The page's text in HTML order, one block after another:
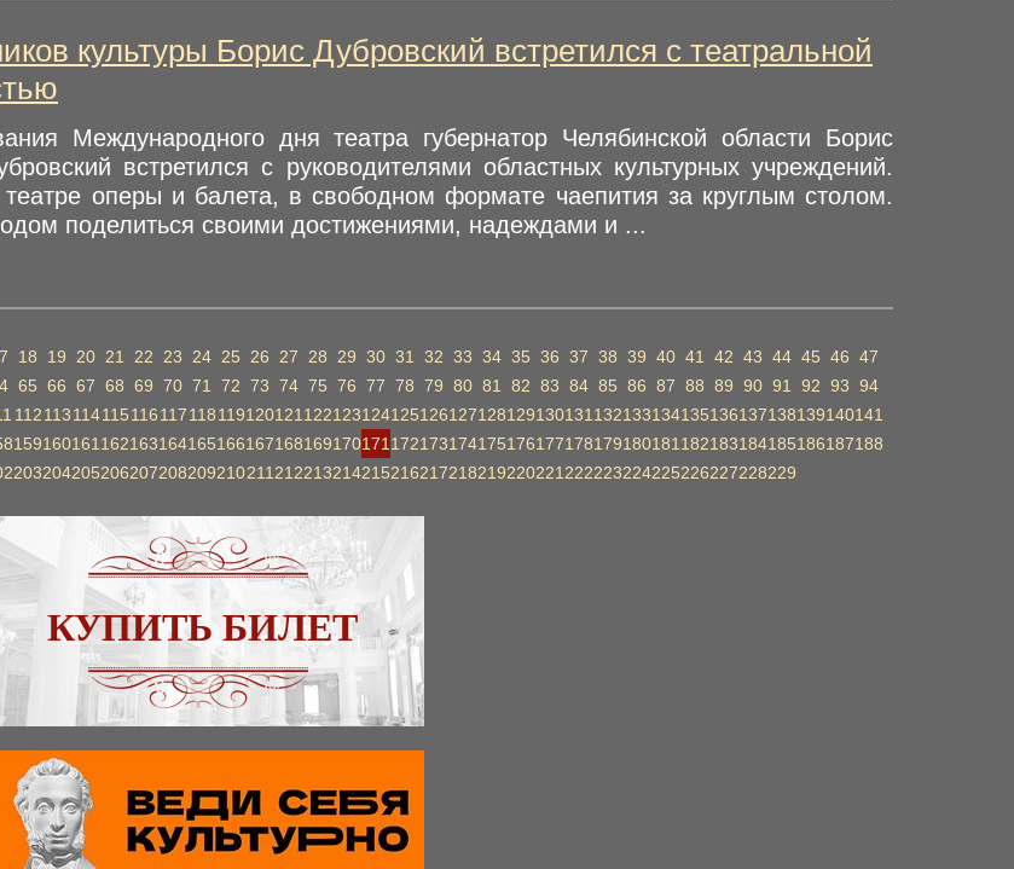
культуры Борис Дубровский встретился с театральной
Международного дня театра губернатор Челябинской области Борис
встретился с руководителями областных культурных учреждений.
оперы и балета, в свободном формате чаепития за круглым столом.
поделиться своими достижениями, надеждами и ...
18 19 20 21 22 23 24 25 26 27 28 29 30 31 32 33 34 35 36 37 38 39 40 41 42 43 44 45 46 47
65 66 67 68 69 70 71 72 73 74 75 76 77 78 79 80 81 82 83 84 85 86 87 88 89 90 91 92 93 94
112113114115116117118119120121 122123124125126127128129130131 132133134135136137138139140141
159160161 162163164165166167168169170171 172173174175176177178179180181 182183184185186187188
203204205206207208209210211 212213214215216217218219220221 222223224225226227228229
КУПИТЬ БИЛЕТ